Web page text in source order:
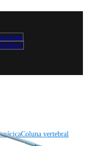
Coluna vertebral